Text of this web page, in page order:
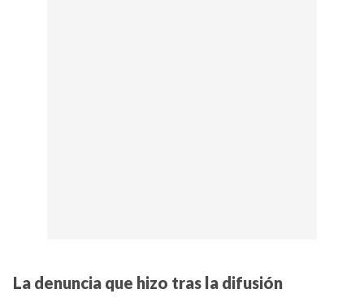
La denuncia que hizo tras la difusión